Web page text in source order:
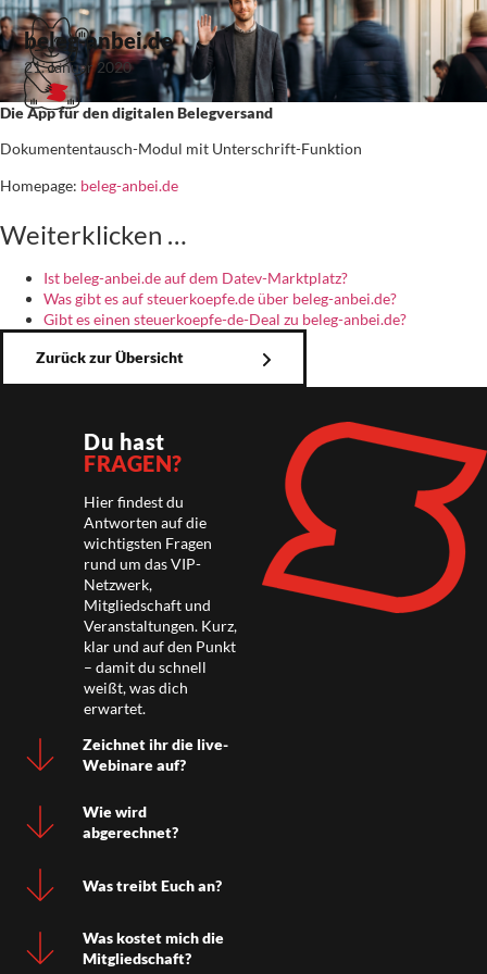
beleg-anbei.de
21. Januar 2020
Die App für den digitalen Belegversand
Dokumententausch-Modul mit Unterschrift-Funktion
Homepage: beleg-anbei.de
Weiterklicken …
Ist beleg-anbei.de auf dem Datev-Marktplatz?
Was gibt es auf steuerkoepfe.de über beleg-anbei.de?
Gibt es einen steuerkoepfe-de-Deal zu beleg-anbei.de?
Zurück zur Übersicht
Du hast
FRAGEN?
Hier findest du
Antworten auf die
wichtigsten Fragen
rund um das VIP-
Netzwerk,
Mitgliedschaft und
Veranstaltungen. Kurz,
klar und auf den Punkt
– damit du schnell
weißt, was dich
erwartet.
Zeichnet ihr die live-
Webinare auf?
Wie wird
abgerechnet?
Was treibt Euch an?
Was kostet mich die
Mitgliedschaft?